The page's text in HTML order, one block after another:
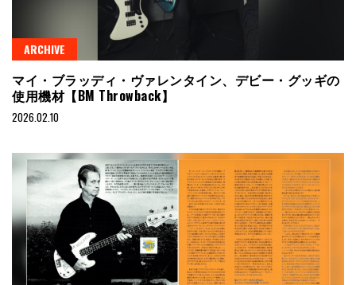
ARCHIVE
マイ・ブラッディ・ヴァレンタイン、デビー・グッギの
使用機材【BM Throwback】
2026.02.10